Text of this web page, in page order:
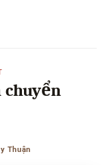
chuyển
Thuận